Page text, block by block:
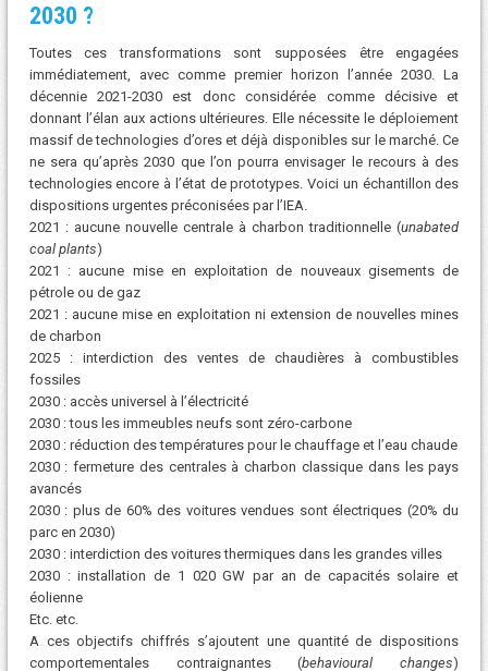
2030 ?
Toutes ces transformations sont supposées être engagées
immédiatement, avec comme premier horizon l’année 2030. La
décennie 2021-2030 est donc considérée comme décisive et
donnant l’élan aux actions ultérieures. Elle nécessite le déploiement
massif de technologies d’ores et déjà disponibles sur le marché. Ce
ne sera qu’après 2030 que l’on pourra envisager le recours à des
technologies encore à l’état de prototypes. Voici un échantillon des
dispositions urgentes préconisées par l’IEA.
2021 : aucune nouvelle centrale à charbon traditionnelle (unabated
coal plants)
2021 : aucune mise en exploitation de nouveaux gisements de
pétrole ou de gaz
2021 : aucune mise en exploitation ni extension de nouvelles mines
de charbon
2025 : interdiction des ventes de chaudières à combustibles
fossiles
2030 : accès universel à l’électricité
2030 : tous les immeubles neufs sont zéro-carbone
2030 : réduction des températures pour le chauffage et l’eau chaude
2030 : fermeture des centrales à charbon classique dans les pays
avancés
2030 : plus de 60% des voitures vendues sont électriques (20% du
parc en 2030)
2030 : interdiction des voitures thermiques dans les grandes villes
2030 : installation de 1 020 GW par an de capacités solaire et
éolienne
Etc. etc.
A ces objectifs chiffrés s’ajoutent une quantité de dispositions
comportementales contraignantes (behavioural changes)